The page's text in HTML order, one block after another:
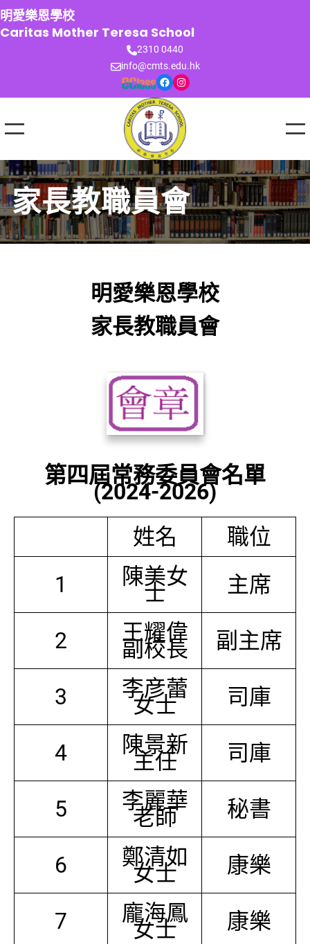
跳
至
主
明愛樂恩學校
Caritas Mother Teresa School
2310 0440
info@cmts.edu.hk
Facebook Instagram
家長教職員會
明愛樂恩學校
家長教職員會
第四屆常務委員會名單
(2024-2026)
姓名
職位
1
陳美女
士 主席
2 王耀偉
副校長 副主席
3 李彦蕾
女士 司庫
4 陳景新
主任 司庫
5 李麗華
老師 秘書
6 鄭清如
女士 康樂
7 龐海鳳
女士 康樂